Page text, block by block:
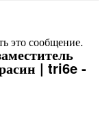
это сообщение.
| tri6e -